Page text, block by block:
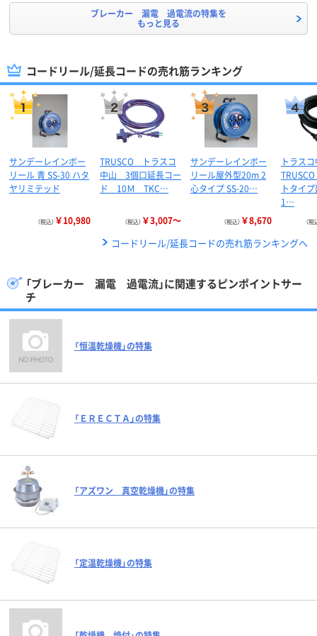
ブレーカー 漏電 過電流の特集を
もっと見る
コードリール/延長コードの売れ筋ランキング
サンデーレインボー
リール 青 SS-30 ハタ
ヤリミテッド
（税込） ￥10,980
TRUSCO トラスコ
中山 3個口延長コー
ド 10Ｍ TKC…
（税込） ￥3,007～
サンデーレインボー
リール屋外型20m 2
心タイプ SS-20…
（税込） ￥8,670
トラス
トタイ
1…
（税
コードリール/延長コードの売れ筋ランキングへ
「ブレーカー 漏電 過電流」に関連するピンポイントサー
チ
「恒温乾燥機」の特集
「ＥＲＥＣＴＡ」の特集
「アズワン 真空乾燥機」の特集
「定温乾燥機」の特集